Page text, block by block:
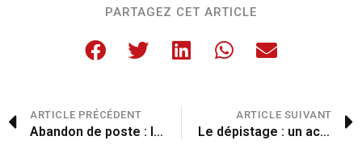
PARTAGEZ CET ARTICLE
ARTICLE PRÉCÉDENT
Abandon de poste : la nouvelle présomption de démission est adoptée
ARTICLE SUIVANT
Le dépistage : un acte qui sauve